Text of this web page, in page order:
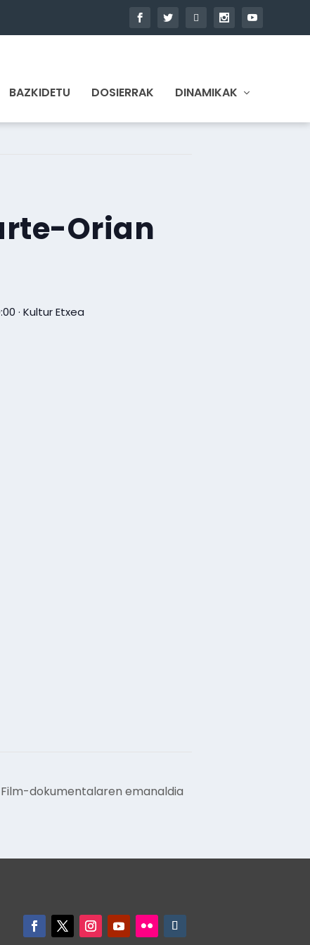
BAZKIDETU DOSIERRAK
DINAMIKAK
Orian
· Kultur Etxea
Film-dokumentalaren emanaldia